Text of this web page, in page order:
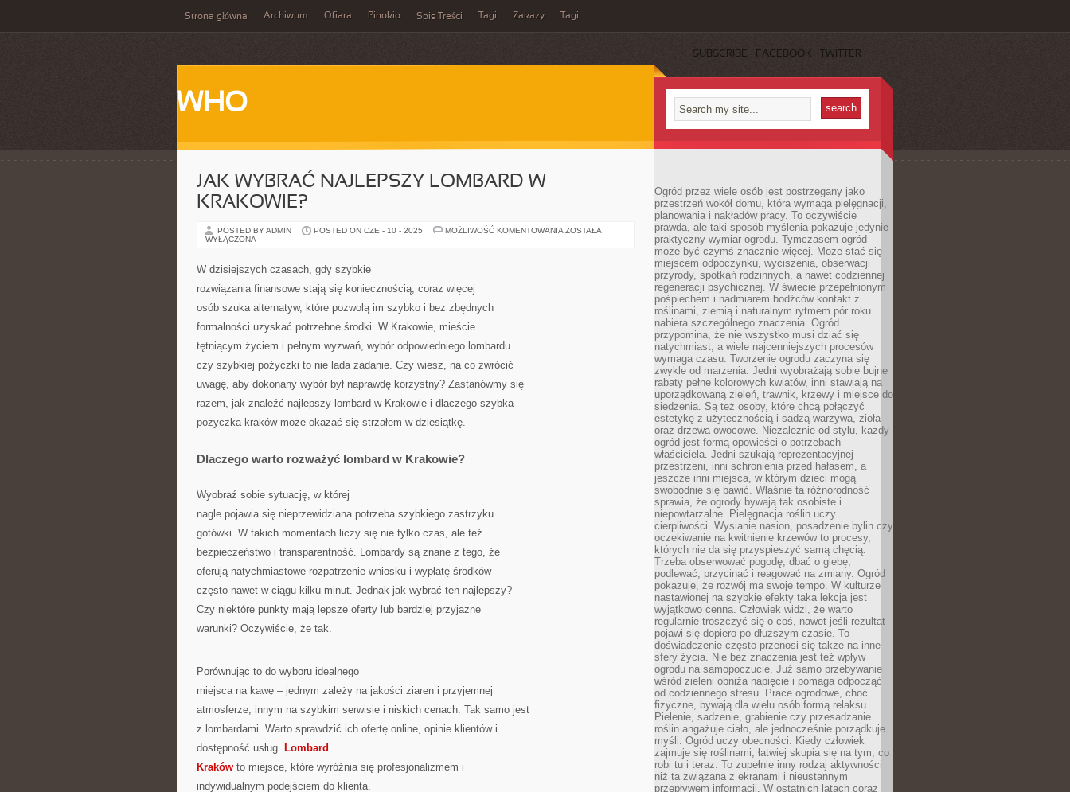
Strona główna Archiwum Ofiara Pinokio Spis Treści Tagi Zakazy Tagi
SUBSCRIBE FACEBOOK TWITTER
WHO
JAK WYBRAĆ NAJLEPSZY LOMBARD W
KRAKOWIE?
POSTED BY ADMIN POSTED ON CZE - 10 - 2025 MOŻLIWOŚĆ KOMENTOWANIA JAK
ZOSTAŁA
WYŁĄCZONA
W dzisiejszych czasach, gdy szybkie
rozwiązania finansowe stają się koniecznością, coraz więcej
osób szuka alternatyw, które pozwolą im szybko i bez zbędnych
formalności uzyskać potrzebne środki. W Krakowie, mieście
tętniącym życiem i pełnym wyzwań, wybór odpowiedniego lombardu
czy szybkiej pożyczki to nie lada zadanie. Czy wiesz, na co zwrócić
uwagę, aby dokonany wybór był naprawdę korzystny? Zastanówmy się
razem, jak znaleźć najlepszy lombard w Krakowie i dlaczego szybka
pożyczka kraków może okazać się strzałem w dziesiątkę.
Dlaczego warto rozważyć lombard w Krakowie?
Wyobraź sobie sytuację, w której
nagle pojawia się nieprzewidziana potrzeba szybkiego zastrzyku
gotówki. W takich momentach liczy się nie tylko czas, ale też
bezpieczeństwo i transparentność. Lombardy są znane z tego, że
oferują natychmiastowe rozpatrzenie wniosku i wypłatę środków –
często nawet w ciągu kilku minut. Jednak jak wybrać ten najlepszy?
Czy niektóre punkty mają lepsze oferty lub bardziej przyjazne
warunki? Oczywiście, że tak.
Porównując to do wyboru idealnego
miejsca na kawę – jednym zależy na jakości ziaren i przyjemnej
atmosferze, innym na szybkim serwisie i niskich cenach. Tak samo jest
z lombardami. Warto sprawdzić ich ofertę online, opinie klientów i
dostępność usług. Lombard
Kraków to miejsce, które wyróżnia się profesjonalizmem i
indywidualnym podejściem do klienta.
Ogród przez wiele osób jest postrzegany jako
przestrzeń wokół domu, która wymaga pielęgnacji,
planowania i nakładów pracy. To oczywiście
prawda, ale taki sposób myślenia pokazuje jedynie
praktyczny wymiar ogrodu. Tymczasem ogród
może być czymś znacznie więcej. Może stać się
miejscem odpoczynku, wyciszenia, obserwacji
przyrody, spotkań rodzinnych, a nawet codziennej
regeneracji psychicznej. W świecie przepełnionym
pośpiechem i nadmiarem bodźców kontakt z
roślinami, ziemią i naturalnym rytmem pór roku
nabiera szczególnego znaczenia. Ogród
przypomina, że nie wszystko musi dziać się
natychmiast, a wiele najcenniejszych procesów
wymaga czasu. Tworzenie ogrodu zaczyna się
zwykle od marzenia. Jedni wyobrażają sobie bujne
rabaty pełne kolorowych kwiatów, inni stawiają na
uporządkowaną zieleń, trawnik, krzewy i miejsce do
siedzenia. Są też osoby, które chcą połączyć
estetykę z użytecznością i sadzą warzywa, zioła
oraz drzewa owocowe. Niezależnie od stylu, każdy
ogród jest formą opowieści o potrzebach
właściciela. Jedni szukają reprezentacyjnej
przestrzeni, inni schronienia przed hałasem, a
jeszcze inni miejsca, w którym dzieci mogą
swobodnie się bawić. Właśnie ta różnorodność
sprawia, że ogrody bywają tak osobiste i
niepowtarzalne. Pielęgnacja roślin uczy
cierpliwości. Wysianie nasion, posadzenie bylin czy
oczekiwanie na kwitnienie krzewów to procesy,
których nie da się przyspieszyć samą chęcią.
Trzeba obserwować pogodę, dbać o glebę,
podlewać, przycinać i reagować na zmiany. Ogród
pokazuje, że rozwój ma swoje tempo. W kulturze
nastawionej na szybkie efekty taka lekcja jest
wyjątkowo cenna. Człowiek widzi, że warto
regularnie troszczyć się o coś, nawet jeśli rezultat
pojawi się dopiero po dłuższym czasie. To
doświadczenie często przenosi się także na inne
sfery życia. Nie bez znaczenia jest też wpływ
ogrodu na samopoczucie. Już samo przebywanie
wśród zieleni obniża napięcie i pomaga odpocząć
od codziennego stresu. Prace ogrodowe, choć
fizyczne, bywają dla wielu osób formą relaksu.
Pielenie, sadzenie, grabienie czy przesadzanie
roślin angażuje ciało, ale jednocześnie porządkuje
myśli. Ogród uczy obecności. Kiedy człowiek
zajmuje się roślinami, łatwiej skupia się na tym, co
robi tu i teraz. To zupełnie inny rodzaj aktywności
niż ta związana z ekranami i nieustannym
przepływem informacji. W ostatnich latach coraz